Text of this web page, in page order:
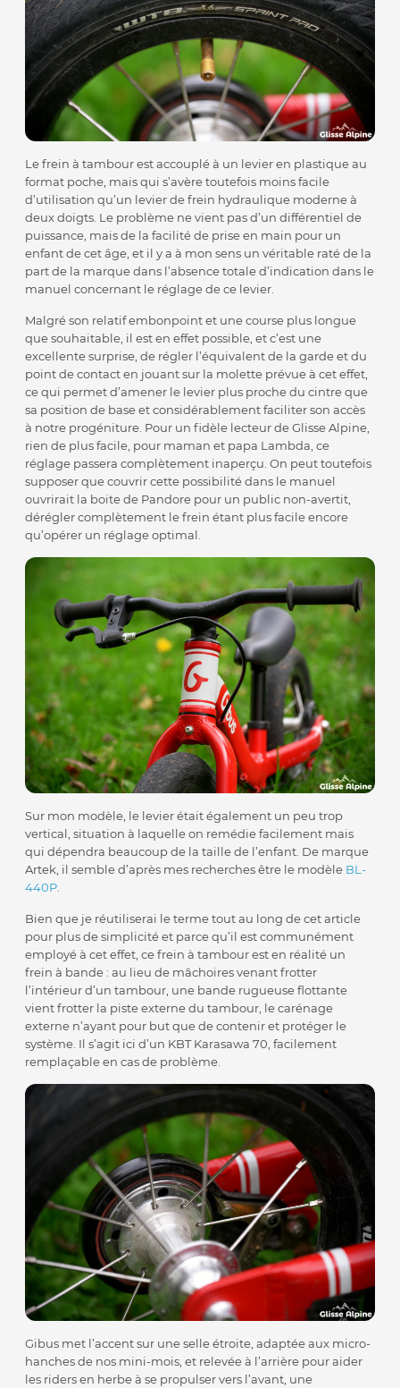
Le frein à tambour est accouplé à un levier en plastique au
format poche, mais qui s’avère toutefois moins facile
d’utilisation qu’un levier de frein hydraulique moderne à
deux doigts. Le problème ne vient pas d’un différentiel de
puissance, mais de la facilité de prise en main pour un
enfant de cet âge, et il y a à mon sens un véritable raté de la
part de la marque dans l’absence totale d’indication dans le
manuel concernant le réglage de ce levier.
Malgré son relatif embonpoint et une course plus longue
que souhaitable, il est en effet possible, et c’est une
excellente surprise, de régler l’équivalent de la garde et du
point de contact en jouant sur la molette prévue à cet effet,
ce qui permet d’amener le levier plus proche du cintre que
sa position de base et considérablement faciliter son accès
à notre progéniture. Pour un fidèle lecteur de Glisse Alpine,
rien de plus facile, pour maman et papa Lambda, ce
réglage passera complètement inaperçu. On peut toutefois
supposer que couvrir cette possibilité dans le manuel
ouvrirait la boite de Pandore pour un public non-avertit,
dérégler complètement le frein étant plus facile encore
qu’opérer un réglage optimal.
Sur mon modèle, le levier était également un peu trop
vertical, situation à laquelle on remédie facilement mais
qui dépendra beaucoup de la taille de l’enfant. De marque
Artek, il semble d’après mes recherches être le modèle BL-
440P.
Bien que je réutiliserai le terme tout au long de cet article
pour plus de simplicité et parce qu’il est communément
employé à cet effet, ce frein à tambour est en réalité un
frein à bande : au lieu de mâchoires venant frotter
l’intérieur d’un tambour, une bande rugueuse flottante
vient frotter la piste externe du tambour, le carénage
externe n’ayant pour but que de contenir et protéger le
système. Il s’agit ici d’un KBT Karasawa 70, facilement
remplaçable en cas de problème.
Gibus met l’accent sur une selle étroite, adaptée aux micro-
hanches de nos mini-mois, et relevée à l’arrière pour aider
les riders en herbe à se propulser vers l’avant, une